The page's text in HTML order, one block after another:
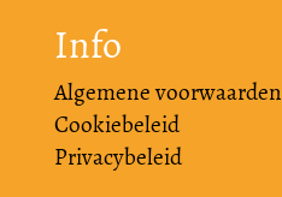
Info
Algemene voorwaarden
Cookiebeleid
Privacybeleid